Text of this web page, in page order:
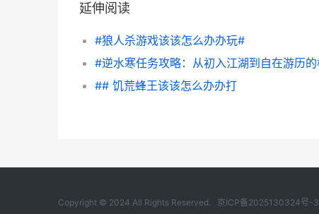
延伸阅读
#狼人杀游戏该该怎么办办玩#
## 饥荒蜂王该该怎么办办打
Copyright © 2024 All Rights Reserved. 京ICP备2025130324号-3